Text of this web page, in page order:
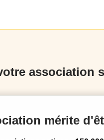
association
mérite